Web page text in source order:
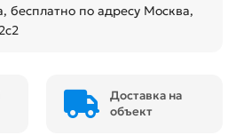
, бесплатно по адресу Москва,
Доставка на
объект